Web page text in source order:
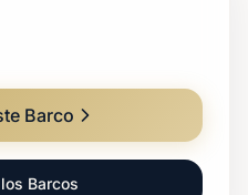
Barco
Barcos